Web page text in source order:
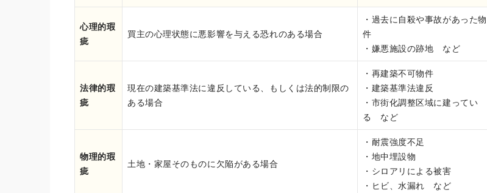
心理的瑕
疵
買主の心理状態に悪影響を与える恐れのある場合
・過去に自殺や事故があった物
件
・嫌悪施設の跡地 など
法律的瑕
疵
現在の建築基準法に違反している、もしくは法的制限の
ある場合
・再建築不可物件
・建築基準法違反
・市街化調整区域に建ってい
る など
物理的瑕
疵
土地・家屋そのものに欠陥がある場合
・耐震強度不足
・地中埋設物
・シロアリによる被害
・ヒビ、水漏れ など